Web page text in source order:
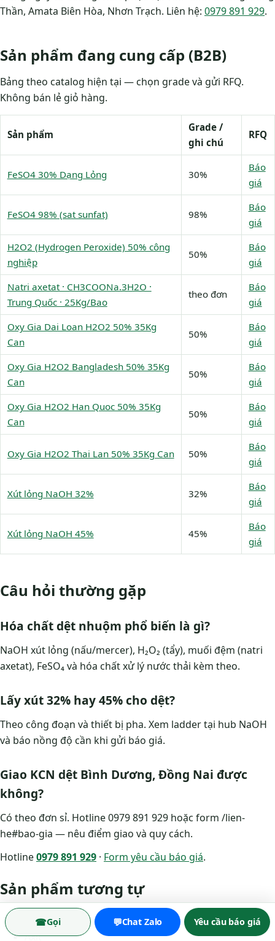
Thần, Amata Biên Hòa, Nhơn Trạch. Liên hệ: 0979 891 929.
Sản phẩm đang cung cấp (B2B)
Bảng theo catalog hiện tại — chọn grade và gửi RFQ.
Không bán lẻ giỏ hàng.
Sản phẩm
Grade /
ghi chú
RFQ
FeSO4 30% Dạng Lỏng 30%
Báo
giá
FeSO4 98% (sat sunfat) 98%
Báo
giá
H2O2 (Hydrogen Peroxide) 50% công
nghiệp
50%
Báo
giá
Natri axetat · CH3COONa.3H2O ·
Trung Quốc · 25Kg/Bao
theo đơn
Báo
giá
Oxy Gia Dai Loan H2O2 50% 35Kg
Can
50%
Báo
giá
Oxy Gia H2O2 Bangladesh 50% 35Kg
Can
50%
Báo
giá
Oxy Gia H2O2 Han Quoc 50% 35Kg
Can
50%
Báo
giá
Oxy Gia H2O2 Thai Lan 50% 35Kg Can 50%
Báo
giá
Xút lỏng NaOH 32% 32%
Báo
giá
Xút lỏng NaOH 45% 45%
Báo
giá
Câu hỏi thường gặp
Hóa chất dệt nhuộm phổ biến là gì?
NaOH xút lỏng (nấu/mercer), H₂O₂ (tẩy), muối đệm (natri
axetat), FeSO₄ và hóa chất xử lý nước thải kèm theo.
Lấy xút 32% hay 45% cho dệt?
Theo công đoạn và thiết bị pha. Xem ladder tại hub NaOH
và báo nồng độ cần khi gửi báo giá.
Giao KCN dệt Bình Dương, Đồng Nai được
không?
Có theo đơn sỉ. Hotline 0979 891 929 hoặc form /lien-
he#bao-gia — nêu điểm giao và quy cách.
Hotline0979 891 929 · Form yêu cầu báo giá.
Sản phẩm tương tự
NaOH
Axit
☎Gọi 💬Chat Zalo Yêu cầu báo giá